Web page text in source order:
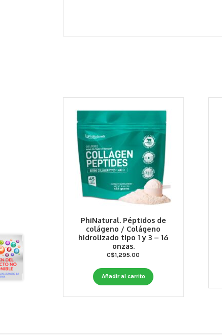
PhiNatural. Péptidos de
colágeno / Colágeno
hidrolizado tipo 1 y 3 – 16
onzas.
C$1,295.00
Añadir al carrito